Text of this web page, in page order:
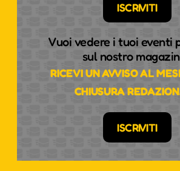
ISCRIVITI
Vuoi vedere i tuoi eventi
sul nostro
RICEVI UN AVVISO AL
CHIUSURA
ISCRIVITI